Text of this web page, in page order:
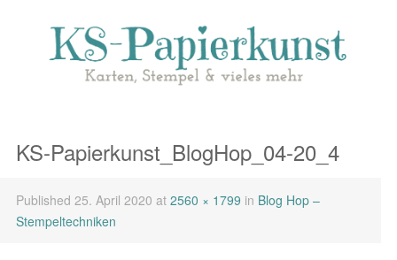
KS-Papierkunst_BlogHop_04-20_4
Published 25. April 2020 at 2560 × 1799 in Blog Hop –
Stempeltechniken